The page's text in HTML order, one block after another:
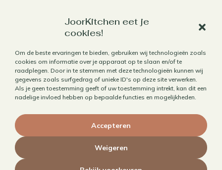
JoorKitchen eet je
cookies!
Om de beste ervaringen te bieden, gebruiken wij technologieën zoals
cookies om informatie over je apparaat op te slaan en/of te
raadplegen. Door in te stemmen met deze technologieën kunnen wij
gegevens zoals surfgedrag of unieke ID's op deze site verwerken.
Als je geen toestemming geeft of uw toestemming intrekt, kan dit een
nadelige invloed hebben op bepaalde functies en mogelijkheden.
Accepteren
Weigeren
Werk met mij samen
Horecafotografie
Receptontwikkeling
Brandingfotografie voor foodies
MAIN – Contentjaarabonnement